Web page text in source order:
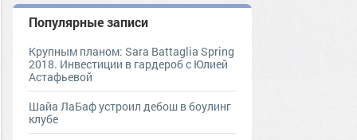
Популярные записи
Крупным планом: Sara Battaglia Spring
2018. Инвестиции в гардероб с Юлией
Астафьевой
Шайа ЛаБаф устроил дебош в боулинг
клубе